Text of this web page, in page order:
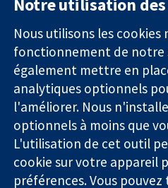
Des données
probantes.
Des décisions
éclairées.
Une meilleure
santé.
11-13
Square
Londres
W1G0AN
Royaume-
Nous utilisons les cookies
fonctionnement de notre
également mettre en
analytiques optionnels
l'améliorer. Nous
optionnels à moins que
L'utilisation de cet outil
cookie sur votre appareil
préférences. Vous